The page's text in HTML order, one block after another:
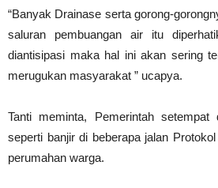
“Banyak Drainase serta gorong-
saluran pembuangan air itu
diantisipasi maka hal ini akan sering
merugukan masyarakat ” ucapya.
Tanti meminta, Pemerintah setempat
seperti banjir di beberapa jalan
perumahan warga.